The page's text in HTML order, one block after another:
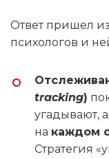
Ответ пришел
психологов и
tracking)
угадывают,
на каждом
Стратегия